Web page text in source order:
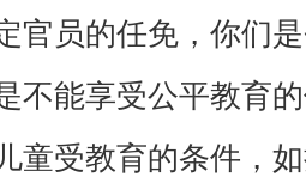
官员的任免，你们
不能享受公平教育
童受教育的条件，